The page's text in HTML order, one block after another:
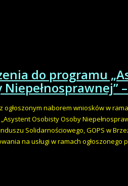
do programu
Niepełnosprawnej”
ogłoszonym naborem wniosków w
„Asystent Osobisty Osoby
Solidarnościowego, GOPS w
na usługi w ramach ogłoszonego